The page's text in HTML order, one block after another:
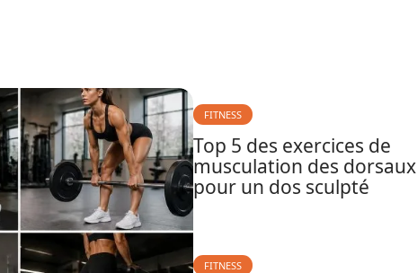
FITNESS
Top 5 des exercices de
musculation des dorsaux
pour un dos sculpté
FITNESS